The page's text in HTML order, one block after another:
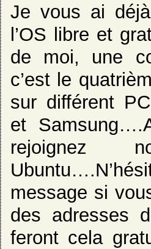
Je vous ai
l’OS libre et
de moi, une
c’est le
sur différent
et
rejoignez
message si
des adresses
feront cela